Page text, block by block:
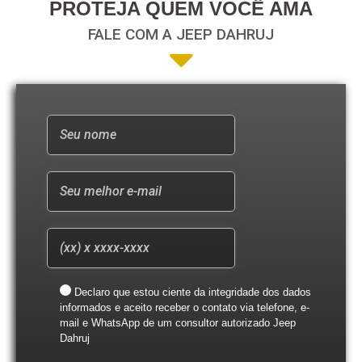
PROTEJA QUEM VOCÊ AMA
FALE COM A JEEP DAHRUJ
Declaro que estou ciente da integridade dos dados
informados e aceito receber o contato via telefone, e-
mail e WhatsApp de um consultor autorizado Jeep
Dahruj